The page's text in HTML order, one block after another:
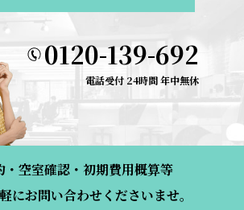
0120-139-692
電話受付 24時間 年中無休
・空室確認・初期費用概算等
にお問い合わせくださいませ。